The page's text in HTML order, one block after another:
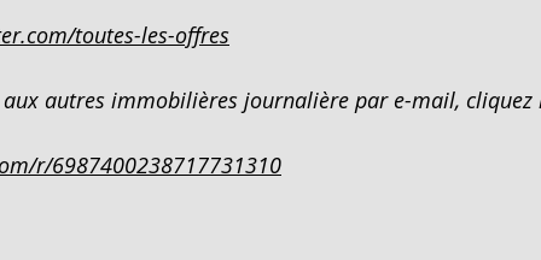
900 M² - EN VENTE - COTE D'IVOIRE -
toutes-les-offres
aux autres immobilières journalière par e-mail, cliquez
r/6987400238717731310